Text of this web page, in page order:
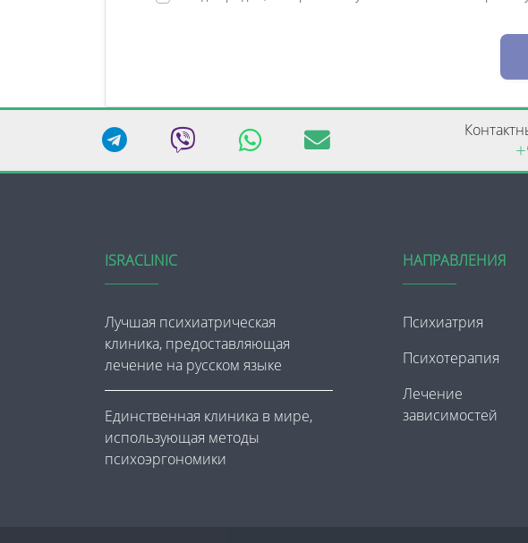
ISRACLINIC
Лучшая психиатрическая
клиника, предоставляющая
лечение на русском языке
Единственная клиника в мире,
использующая методы
психоэргономики
НАПРАВЛЕНИЯ
Психиатрия
Психотерапия
Лечение
зависимостей